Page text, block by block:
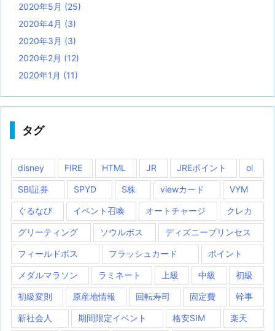
2020年5月 (25)
2020年4月 (3)
2020年3月 (3)
2020年2月 (12)
2020年1月 (11)
タグ
disney FIRE HTML JR JREポイント ol
SBI証券 SPYD S株 viewカード VYM
ぐるなび イベント召喚 オートチャージ クレカ
グリーティング ソウルボス ディズニープリンセス
フィールドボス フラッシュカード ポイント
メダルマラソン ラミネート 上級 中級 初級
初級変則 原産地情報 回転寿司 固定費 幹事
新社会人 期間限定イベント 格安SIM 楽天